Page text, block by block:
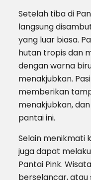
Setelah tiba di
langsung
yang luar biasa.
hutan tropis dan
dengan warna
menakjubkan.
memberikan
menakjubkan,
pantai ini.
Selain menikmati
juga dapat
Pantai Pink.
berselancar, atau